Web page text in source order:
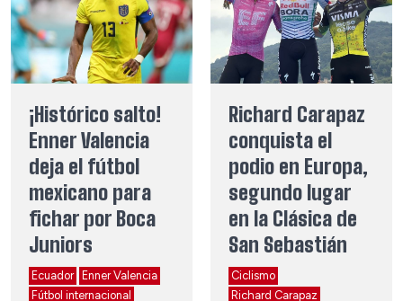
¡Histórico salto!
Enner Valencia
deja el fútbol
mexicano para
fichar por Boca
Juniors
Ecuador
Enner Valencia
Fútbol internacional
Richard Carapaz
conquista el
podio en Europa,
segundo lugar
en la Clásica de
San Sebastián
Ciclismo
Richard Carapaz